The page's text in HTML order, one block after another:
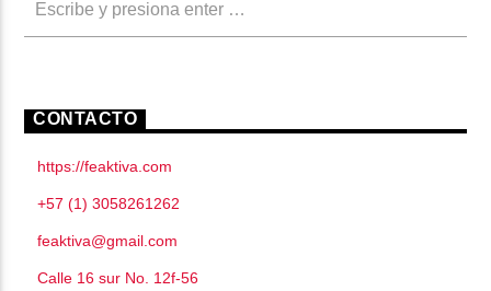
CONTACTO
https://feaktiva.com
+57 (1) 3058261262
feaktiva@gmail.com
Calle 16 sur No. 12f-56